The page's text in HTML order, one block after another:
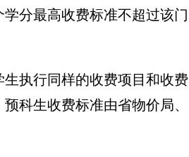
分最高收费标准不超过该门
执行同样的收费项目和收费
科生收费标准由省物价局、